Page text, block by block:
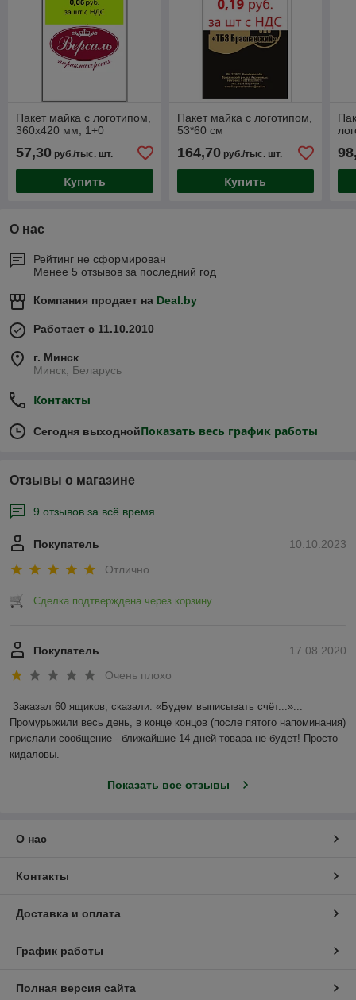
Пакет майка с логотипом,
360х420 мм, 1+0
57,30 руб./тыс. шт.
Купить
Пакет майка с логотипом,
53*60 см
164,70руб./тыс. шт.
Купить
О нас
Рейтинг не сформирован
Менее 5 отзывов за последний год
Компания продает на Deal.by
Работает с 11.10.2010
г. Минск
Минск, Беларусь
Контакты
Сегодня выходнойПоказать весь график работы
Отзывы о магазине
9 отзывов за всё время
10.10.2023
Покупатель
Отлично
Сделка подтверждена через корзину
17.08.2020
Покупатель
Очень плохо
Заказал 60 ящиков, сказали: «Будем выписывать счёт...»...
Промурыжили весь день, в конце концов (после пятого напоминания)
прислали сообщение - ближайшие 14 дней товара не будет! Просто
кидаловы.
Показать все отзывы
О нас
Контакты
Доставка и оплата
График работы
Полная версия сайта